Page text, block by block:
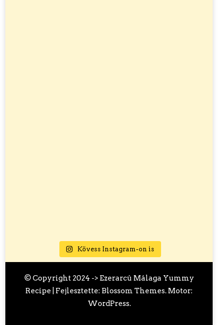
Kövess Instagram-on is
© Copyright 2024 -> Ezerarcú Málaga Yummy
Recipe | Fejlesztette: Blossom Themes. Motor:
WordPress.